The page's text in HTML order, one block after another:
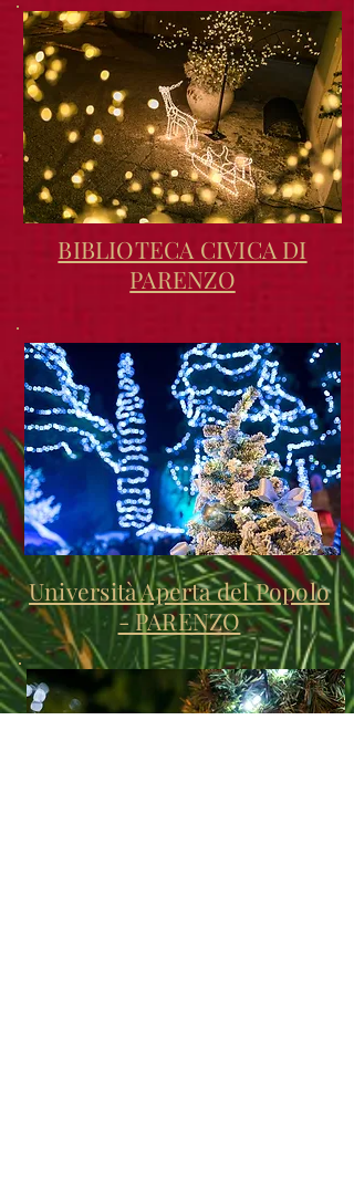
BIBLIOTECA CIVICA DI
PARENZO
Università Aperta del Popolo
- PARENZO